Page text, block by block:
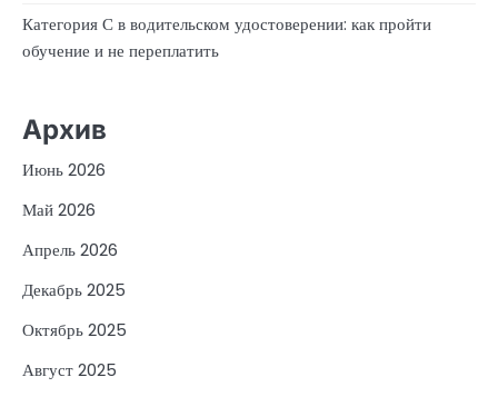
Категория С в водительском удостоверении: как пройти
обучение и не переплатить
Архив
Июнь 2026
Май 2026
Апрель 2026
Декабрь 2025
Октябрь 2025
Август 2025